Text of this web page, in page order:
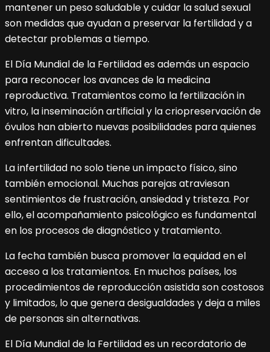
mantener un peso saludable y cuidar la salud sexual
son medidas que ayudan a preservar la fertilidad y a
detectar problemas a tiempo.
El Día Mundial de la Fertilidad es además un espacio
para reconocer los avances de la medicina
reproductiva. Tratamientos como la fertilización in
vitro, la inseminación artificial y la criopreservación de
óvulos han abierto nuevas posibilidades para quienes
enfrentan dificultades.
La infertilidad no solo tiene un impacto físico, sino
también emocional. Muchas parejas atraviesan
sentimientos de frustración, ansiedad y tristeza. Por
ello, el acompañamiento psicológico es fundamental
en los procesos de diagnóstico y tratamiento.
La fecha también busca promover la equidad en el
acceso a los tratamientos. En muchos países, los
procedimientos de reproducción asistida son costosos
y limitados, lo que genera desigualdades y deja a miles
de personas sin alternativas.
El Día Mundial de la Fertilidad es un recordatorio de